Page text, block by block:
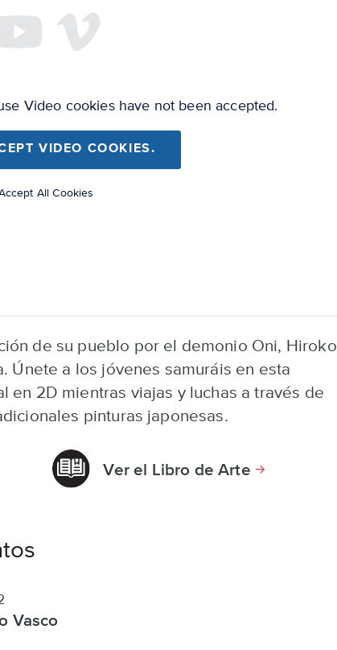
Video cookies have not been accepted.
VIDEO COOKIES.
All Cookies
de su pueblo por el demonio Oni, Hiroko
Únete a los jóvenes samuráis en esta
en 2D mientras viajas y luchas a través de
pinturas japonesas.
Ver el Libro de Arte
Vasco